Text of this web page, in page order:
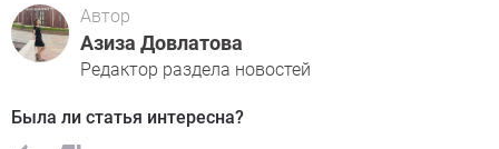
Автор
Азиза Довлатова
Редактор раздела новостей
Была ли статья интересна?